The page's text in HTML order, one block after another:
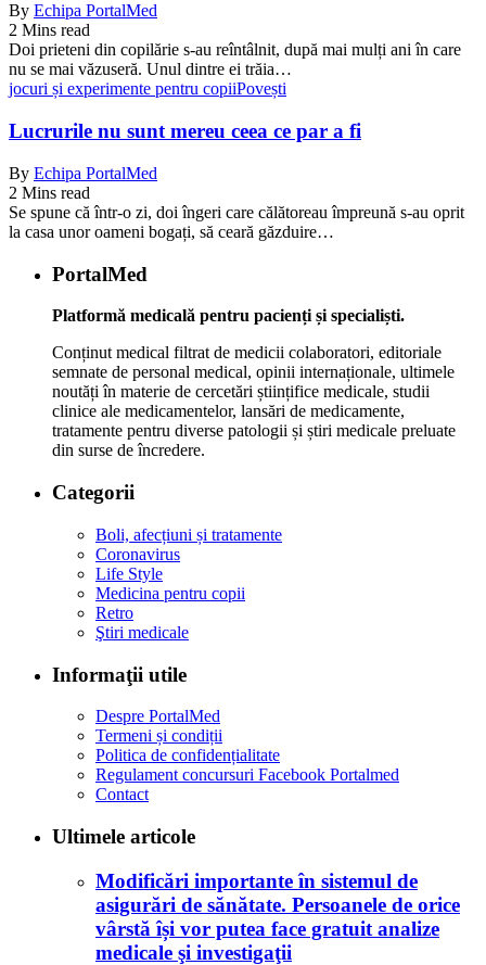
By Echipa PortalMed
2 Mins read
Doi prieteni din copilărie s-au reîntâlnit, după mai mulți ani în care
nu se mai văzuseră. Unul dintre ei trăia…
jocuri și experimente pentru copiiPovești
Lucrurile nu sunt mereu ceea ce par a fi
By Echipa PortalMed
2 Mins read
Se spune că într-o zi, doi îngeri care călătoreau împreună s-au oprit
la casa unor oameni bogați, să ceară găzduire…
PortalMed
Platformă medicală pentru pacienți și specialiști.
Conținut medical filtrat de medicii colaboratori, editoriale
semnate de personal medical, opinii internaționale, ultimele
noutăți în materie de cercetări științifice medicale, studii
clinice ale medicamentelor, lansări de medicamente,
tratamente pentru diverse patologii și știri medicale preluate
din surse de încredere.
Categorii
Boli, afecțiuni și tratamente
Coronavirus
Life Style
Medicina pentru copii
Retro
Ştiri medicale
Informaţii utile
Despre PortalMed
Termeni și condiții
Politica de confidențialitate
Regulament concursuri Facebook Portalmed
Contact
Ultimele articole
Modificări importante în sistemul de
asigurări de sănătate. Persoanele de orice
vârstă își vor putea face gratuit analize
medicale şi investigaţii